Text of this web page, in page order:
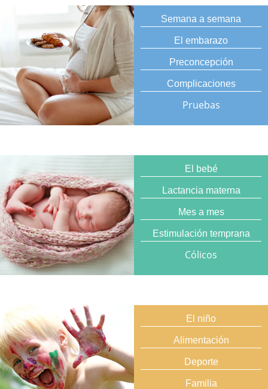
Semana a semana
El embarazo
Preconcepción
Complicaciones
Pruebas
El bebé
Lactancia materna
Mes a mes
Estimulación temprana
Cólicos
El niño
Alimentación
Deporte
Familia